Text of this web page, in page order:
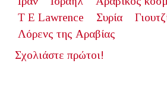
T E Lawrence
Συρία
Λόρενς της Αραβίας
Σχολιάστε πρώτοι!